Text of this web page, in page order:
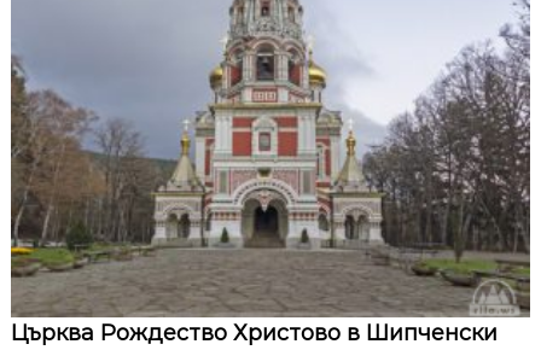
Църква Рождество Христово в Шипченски